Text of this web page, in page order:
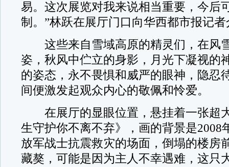
易。这次展览对我来说相当重要，今后
制。”林跃在展厅门口向华西都市报记
这些来自雪域高原的精灵们，在风
姿，秋风中伫立的身影，月光下凝视的
的姿态，永不畏惧和威严的眼神，隐忍
间便激发起观众内心的敬佩和怜爱。
在展厅的显眼位置，悬挂着一张超
生守护你不离不弃》，画的背景是2008
放军战士抗震救灾的场面，倒塌的楼房
藏獒，可能是因为主人不幸遇难，这只